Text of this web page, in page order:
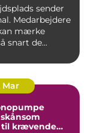
sender
Medarbejdere
mærke
snart de...
Mar
krævende